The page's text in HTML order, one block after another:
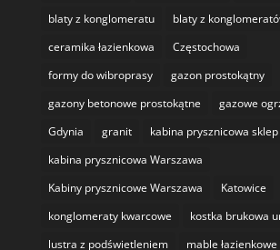
blaty z konglomeratu
blaty z
ceramika łazienkowa
Częstochowa
formy do wibroprasy
gazon prostokątny
gazony betonowe prostokątne
gazowe
Gdynia
granit
kabina prysznicowa
kabina prysznicowa Warszawa
Kabiny prysznicowe Warszawa
Katowice
konglomeraty kwarcowe
kostka brukowa
lustra z podświetleniem
mable